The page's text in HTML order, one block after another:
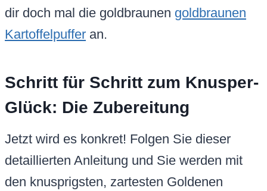
dir doch mal die goldbraunen goldbraunen
Kartoffelpuffer an.
Schritt für Schritt zum Knusper-
Glück: Die Zubereitung
Jetzt wird es konkret! Folgen Sie dieser
detaillierten Anleitung und Sie werden mit
den knusprigsten, zartesten Goldenen